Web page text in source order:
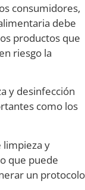
consumidores,
debe
productos que
riesgo la
y desinfección
como los
limpieza y
que puede
un protocolo